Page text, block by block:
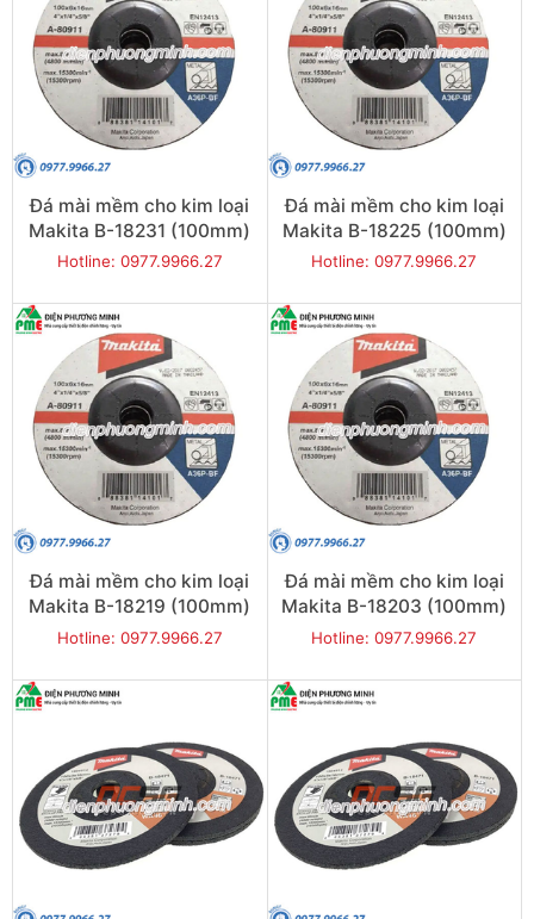
Đá mài mềm cho kim loại
Makita B-18231 (100mm)
Hotline: 0977.9966.27
Đá mài mềm cho kim loại
Makita B-18225 (100mm)
Hotline: 0977.9966.27
Đá mài mềm cho kim loại
Makita B-18219 (100mm)
Hotline: 0977.9966.27
Đá mài mềm cho kim loại
Makita B-18203 (100mm)
Hotline: 0977.9966.27